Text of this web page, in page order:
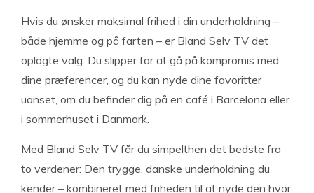
Hvis du ønsker maksimal frihed i din underholdning –
både hjemme og på farten – er Bland Selv TV det
oplagte valg. Du slipper for at gå på kompromis med
dine præferencer, og du kan nyde dine favoritter
uanset, om du befinder dig på en café i Barcelona eller
i sommerhuset i Danmark.
Med Bland Selv TV får du simpelthen det bedste fra
to verdener: Den trygge, danske underholdning du
kender – kombineret med friheden til at nyde den hvor